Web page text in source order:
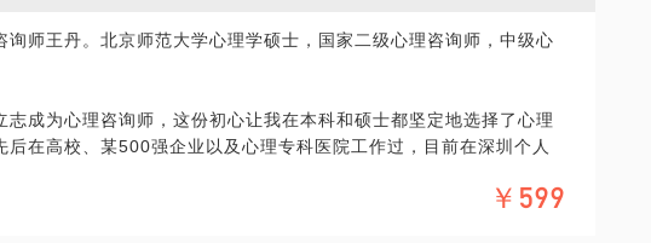
询师王丹。北京师范大学心理学硕士，国家二级心理咨询师，中级心
志成为心理咨询师，这份初心让我在本科和硕士都坚定地选择了心理
后在高校、某500强企业以及心理专科医院工作过，目前在深圳个人
￥599